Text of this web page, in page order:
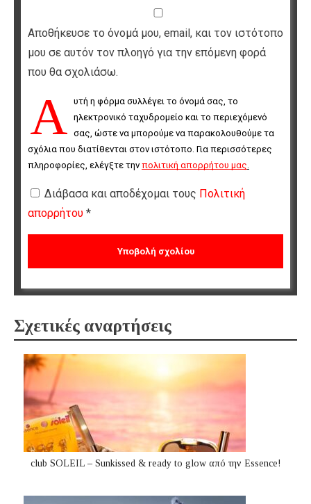
Αποθήκευσε το όνομά μου, email, και τον ιστότοπο
μου σε αυτόν τον πλοηγό για την επόμενη φορά
που θα σχολιάσω.
Α υτή η φόρμα συλλέγει το όνομά σας, το
ηλεκτρονικό ταχυδρομείο και το περιεχόμενό
σας, ώστε να μπορούμε να παρακολουθούμε τα
σχόλια που διατίθενται στον ιστότοπο. Για περισσότερες
πληροφορίες, ελέγξτε την πολιτική απορρήτου μας.
Διάβασα και αποδέχομαι τους Πολιτική
απορρήτου *
Σχετικές αναρτήσεις
club SOLEIL – Sunkissed & ready to glow από την Essence!